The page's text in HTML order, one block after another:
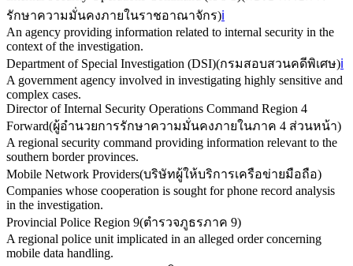
รักษาความมั่นคงภายในราชอาณาจักร)ℹ️
An agency providing information related to internal security in the
context of the investigation.
Department of Special Investigation (DSI)(กรมสอบสวนคดีพิเศษ)ℹ️
A government agency involved in investigating highly sensitive and
complex cases.
Director of Internal Security Operations Command Region 4
Forward(ผู้อำนวยการรักษาความมั่นคงภายในภาค 4 ส่วนหน้า)
A regional security command providing information relevant to the
southern border provinces.
Mobile Network Providers(บริษัทผู้ให้บริการเครือข่ายมือถือ)
Companies whose cooperation is sought for phone record analysis
in the investigation.
Provincial Police Region 9(ตำรวจภูธรภาค 9)
A regional police unit implicated in an alleged order concerning
mobile data handling.